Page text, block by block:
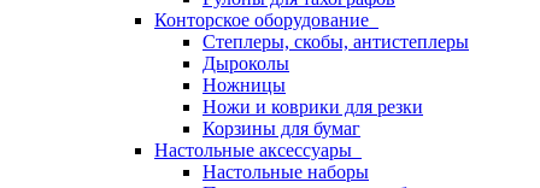
Конторское оборудование
Степлеры, скобы, антистеплеры
Дыроколы
Ножницы
Ножи и коврики для резки
Корзины для бумаг
Настольные аксессуары
Настольные наборы